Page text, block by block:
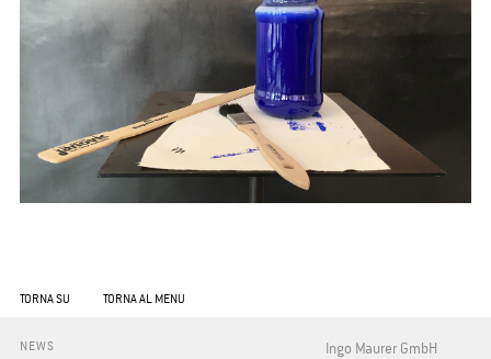
TORNA SU TORNA AL MENU
NEWS Ingo Maurer GmbH